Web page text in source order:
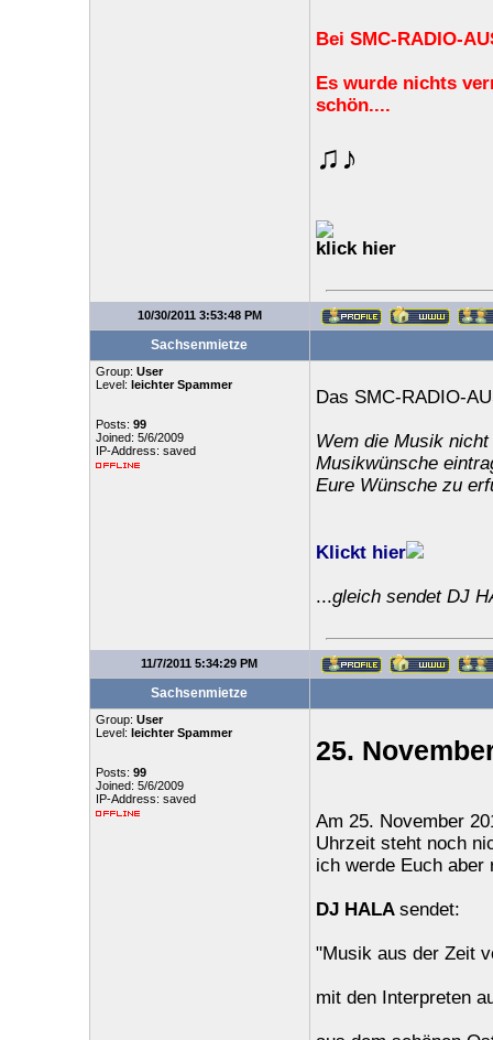
Bei SMC-RADIO-
Es wurde nichts
schön....
♫♪
klick hier
10/30/2011 3:53:48 PM
Sachsenmietze
Group: User
Level: leichter Spammer
Posts: 99
Joined: 5/6/2009
IP-Address: saved
Das SMC-RADIO-
Wem die Musik
Musikwünsche
Eure Wünsche zu
Klickt hier
...gleich sendet DJ
11/7/2011 5:34:29 PM
Sachsenmietze
Group: User
Level: leichter Spammer
Posts: 99
Joined: 5/6/2009
IP-Address: saved
25.
Am 25. November
Uhrzeit steht noch
ich werde Euch
DJ HALA sendet:
"Musik aus der Zeit
mit den Interpreten